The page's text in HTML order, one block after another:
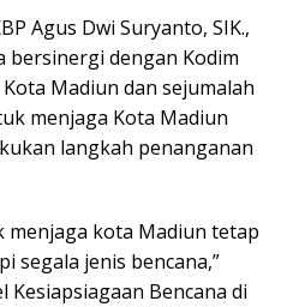
Agus Dwi Suryanto, SIK.,
bersinergi dengan Kodim
Madiun dan sejumalah
menjaga Kota Madiun
langkah penanganan
menjaga kota Madiun tetap
segala jenis bencana,”
Kesiapsiagaan Bencana di